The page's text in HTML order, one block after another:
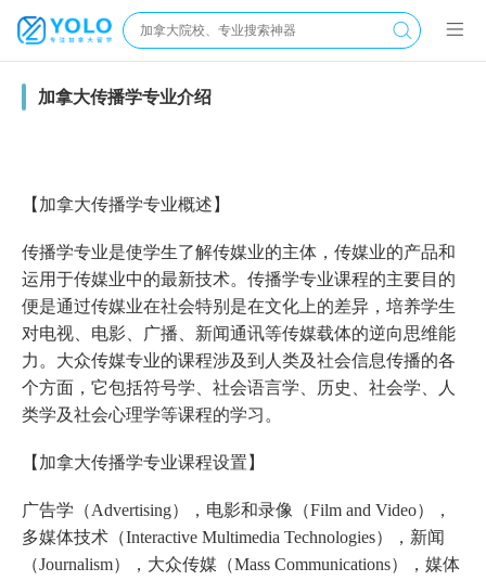
加拿大传播学专业介绍
【加拿大传播学专业概述】
传播学专业是使学生了解传媒业的主体，传媒业的产品和
运用于传媒业中的最新技术。传播学专业课程的主要目的
便是通过传媒业在社会特别是在文化上的差异，培养学生
对电视、电影、广播、新闻通讯等传媒载体的逆向思维能
力。大众传媒专业的课程涉及到人类及社会信息传播的各
个方面，它包括符号学、社会语言学、历史、社会学、人
类学及社会心理学等课程的学习。
【加拿大传播学专业课程设置】
广告学（Advertising），电影和录像（Film and Video），
多媒体技术（Interactive Multimedia Technologies），新闻
（Journalism），大众传媒（Mass Communications），媒体